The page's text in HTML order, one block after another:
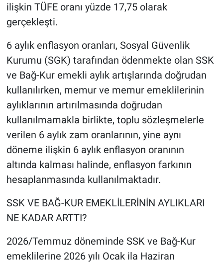
ilişkin TÜFE oranı yüzde 17,75 olarak
gerçekleşti.
6 aylık enflasyon oranları, Sosyal Güvenlik
Kurumu (SGK) tarafından ödenmekte olan SSK
ve Bağ-Kur emekli aylık artışlarında doğrudan
kullanılırken, memur ve memur emeklilerinin
aylıklarının artırılmasında doğrudan
kullanılmamakla birlikte, toplu sözleşmelerle
verilen 6 aylık zam oranlarının, yine aynı
döneme ilişkin 6 aylık enflasyon oranının
altında kalması halinde, enflasyon farkının
hesaplanmasında kullanılmaktadır.
SSK VE BAĞ-KUR EMEKLİLERİNİN AYLIKLARI
NE KADAR ARTTI?
2026/Temmuz döneminde SSK ve Bağ-Kur
emeklilerine 2026 yılı Ocak ila Haziran